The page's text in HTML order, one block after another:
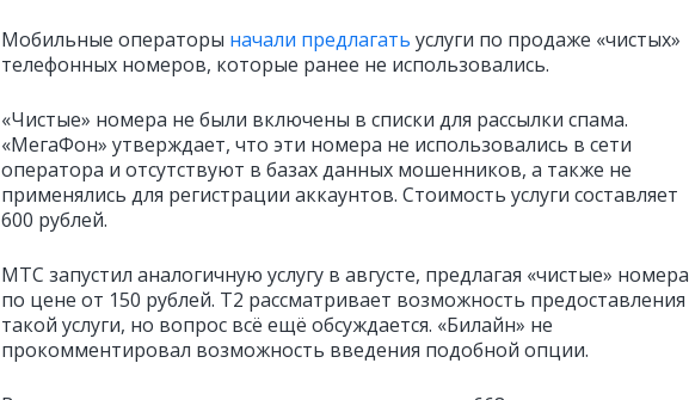
Мобильные операторы начали предлагать услуги по продаже «чистых»
телефонных номеров, которые ранее не использовались.
«Чистые» номера не были включены в списки для рассылки спама.
«МегаФон» утверждает, что эти номера не использовались в сети
оператора и отсутствуют в базах данных мошенников, а также не
применялись для регистрации аккаунтов. Стоимость услуги составляет
600 рублей.
МТС запустил аналогичную услугу в августе, предлагая «чистые» номера
по цене от 150 рублей. T2 рассматривает возможность предоставления
такой услуги, но вопрос всё ещё обсуждается. «Билайн» не
прокомментировал возможность введения подобной опции.